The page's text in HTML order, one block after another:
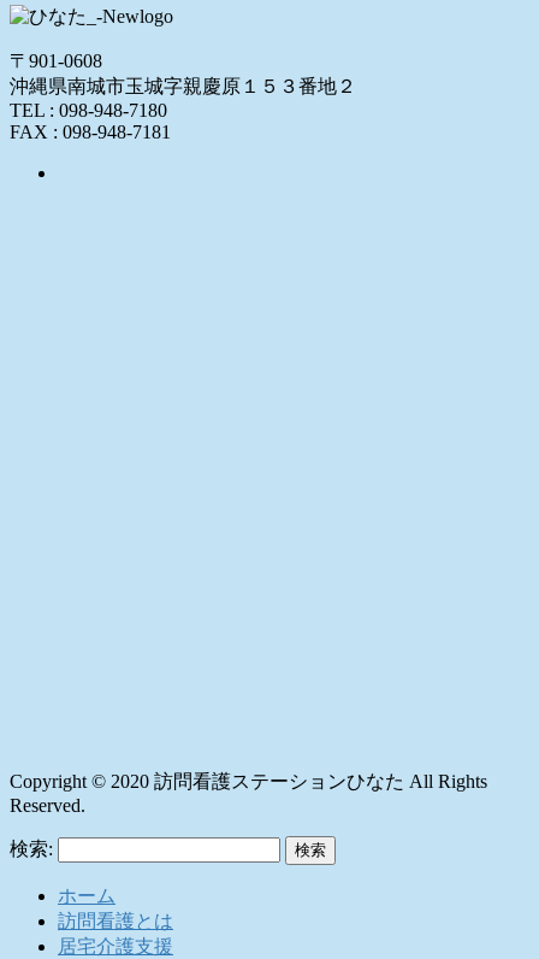
〒901-0608
沖縄県南城市玉城字親慶原１５３番地２
TEL : 098-948-7180
FAX : 098-948-7181
Copyright © 2020 訪問看護ステーションひなた All Rights
Reserved.
検索:
ホーム
訪問看護とは
居宅介護支援